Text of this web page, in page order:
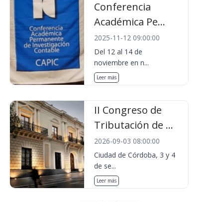
Conferencia
Académica Pe...
2025-11-12 09:00:00
Del 12 al 14 de
noviembre en n...
Leer más
II Congreso de
Tributación de ...
2026-09-03 08:00:00
Ciudad de Córdoba, 3 y 4
de se...
Leer más